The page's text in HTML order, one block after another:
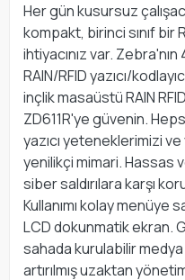
Her gün kusursuz
kompakt, birinci sınıf bir
ihtiyacınız var.
RAIN/RFID yazıcı/
inçlik masaüstü RAIN
ZD611R'ye güvenin.
yazıcı yeteneklerimizi ve
yenilikçi mimari. Hassas
siber saldırılara karşı
Kullanımı kolay menüye
LCD dokunmatik ekran.
sahada kurulabilir
artırılmış uzaktan